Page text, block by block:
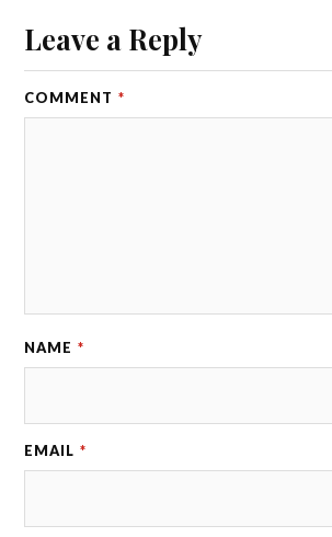
Leave a Reply
COMMENT *
NAME *
EMAIL *